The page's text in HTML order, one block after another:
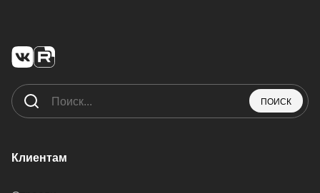
ПОИСК
Клиентам